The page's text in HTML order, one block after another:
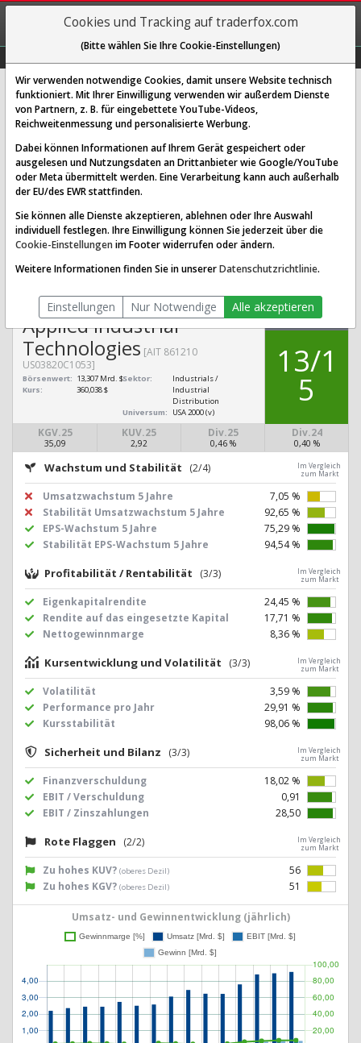
REGIS-
TRIEREN
Applied Industrial Technologies
Aktie: Realtime-Kurs & Analyse
(861210 | AIT)
SCORING SYSTEMS:
Qualitäts-Check Dividenden-Check
Wachstums-Check
geeignet?
Applied Industrial
Technologies [AIT 861210
US03820C1053]
Börsenwert: 13,307 Mrd. $
Kurs:
360,038 $
Sektor:
Industrials /
Industrial
Distribution
Universum:
USA 2000 (v)
KGV.25
35,09
KUV.25
2,92
Div.25
0,46 %
Div.24
0,40 %
QUALITÄTS-
13/1
5
Wachstum und Stabilität (2/4)
Im Vergleich
zum Markt
Umsatzwachstum 5 Jahre
7,05 %
Stabilität Umsatzwachstum 5 Jahre
92,65 %
EPS-Wachstum 5 Jahre
75,29 %
Stabilität EPS-Wachstum 5 Jahre
94,54 %
Profitabilität / Rentabilität (3/3)
Im Vergleich
zum Markt
Eigenkapitalrendite
24,45 %
Rendite auf das eingesetzte Kapital
17,71 %
Nettogewinnmarge
8,36 %
Kursentwicklung und Volatilität (3/3)
Im Vergleich
zum Markt
Volatilität
3,59 %
Performance pro Jahr
29,91 %
Kursstabilität
98,06 %
Sicherheit und Bilanz (3/3)
Im Vergleich
zum Markt
Finanzverschuldung
18,02 %
EBIT / Verschuldung
0,91
EBIT / Zinszahlungen
28,50
Rote Flaggen (2/2)
Im Vergleich
zum Markt
Zu hohes KUV? (oberes Dezil)
56
Zu hohes KGV? (oberes Dezil) 51
Umsatz- und Gewinnentwicklung (jährlich)
Cookies und Tracking auf traderfox.com
(Bitte wählen Sie Ihre Cookie-Einstellungen)
Wir verwenden notwendige Cookies, damit unsere Website technisch
funktioniert. Mit Ihrer Einwilligung verwenden wir außerdem Dienste
von Partnern, z. B. für eingebettete YouTube-Videos,
Reichweitenmessung und personalisierte Werbung.
Dabei können Informationen auf Ihrem Gerät gespeichert oder
ausgelesen und Nutzungsdaten an Drittanbieter wie Google/YouTube
oder Meta übermittelt werden. Eine Verarbeitung kann auch außerhalb
der EU/des EWR stattfinden.
Sie können alle Dienste akzeptieren, ablehnen oder Ihre Auswahl
individuell festlegen. Ihre Einwilligung können Sie jederzeit über die
Cookie-Einstellungen im Footer widerrufen oder ändern.
Weitere Informationen finden Sie in unsererDatenschutzrichtlinie.
Einstellungen Nur Notwendige Alle akzeptieren